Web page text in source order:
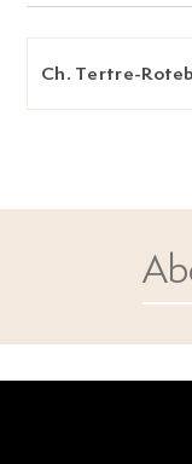
Ch. Tertre-